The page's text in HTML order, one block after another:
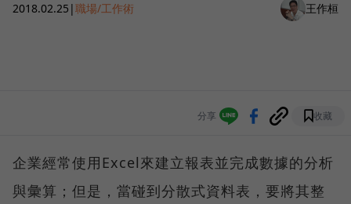
2018.02.25 |職場/工作術 王作桓
分享 收藏
企業經常使用Excel來建立報表並完成數據的分析
與彙算；但是，當碰到分散式資料表，要將其整